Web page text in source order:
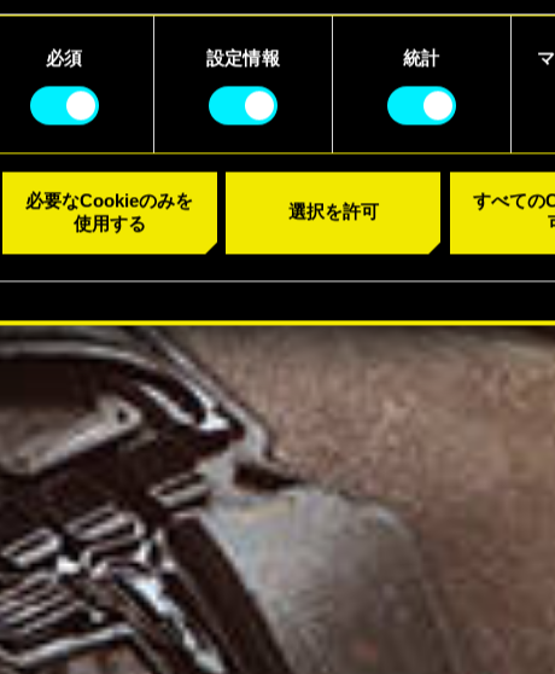
Cookieの使用およびパフォーマンスの変更点に関する詳細は、下
メニューでご確認ください。
必須 設定情報 統計
必要なCookieのみを
使用する
選択を許可
すべての